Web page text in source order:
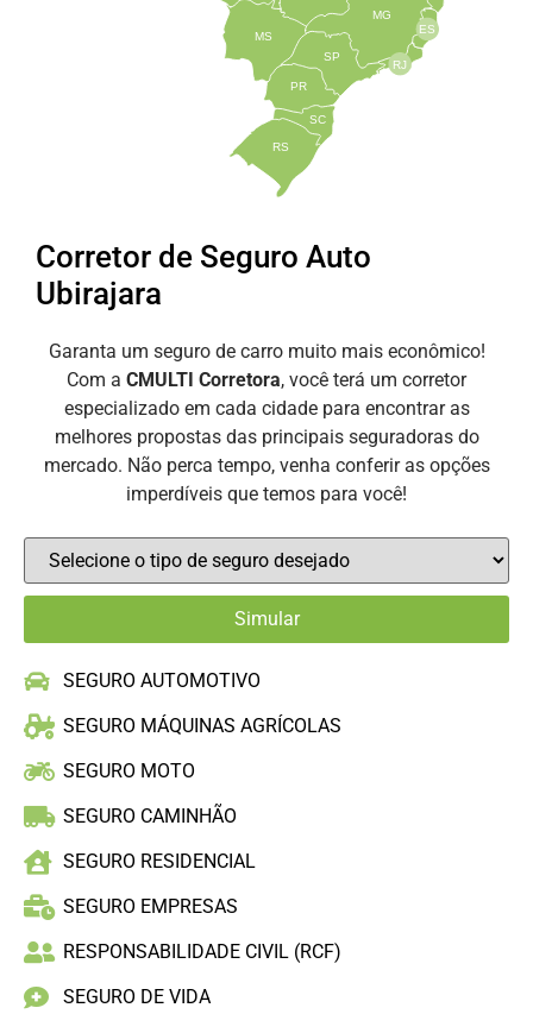
MS
PR
SC
RS
SP
MG
RJ
ES
Corretor de Seguro Auto
Ubirajara
Garanta um seguro de carro muito mais econômico!
Com a CMULTI Corretora, você terá um corretor
especializado em cada cidade para encontrar as
melhores propostas das principais seguradoras do
mercado. Não perca tempo, venha conferir as opções
imperdíveis que temos para você!
SEGURO AUTOMOTIVO
SEGURO MÁQUINAS AGRÍCOLAS
SEGURO MOTO
SEGURO CAMINHÃO
SEGURO RESIDENCIAL
SEGURO EMPRESAS
RESPONSABILIDADE CIVIL (RCF)
SEGURO DE VIDA